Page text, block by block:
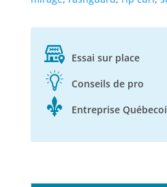
Essai sur place
Conseils de pro
Entreprise